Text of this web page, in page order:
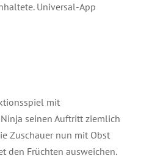
Universal-App
mit
seinen Auftritt ziemlich
Zuschauer nun mit Obst
den Früchten ausweichen.